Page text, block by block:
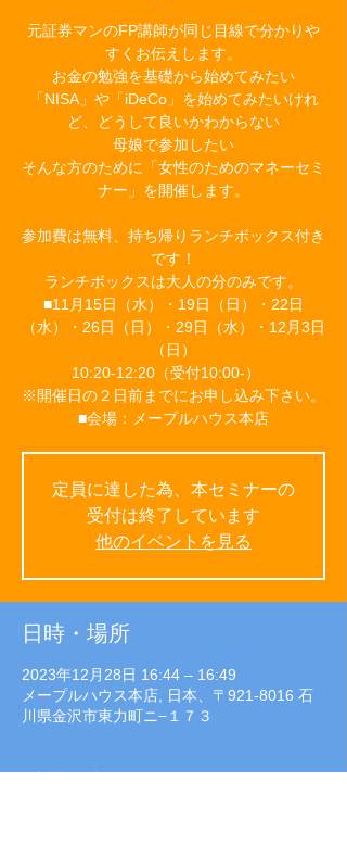
元証券マンのFP講師が同じ目線で分かりや
すくお伝えします。
お金の勉強を基礎から始めてみたい
「NISA」や「iDeCo」を始めてみたいけれ
ど、どうして良いかわからない
母娘で参加したい
そんな方のために「女性のためのマネーセミ
ナー」を開催します。
参加費は無料、持ち帰りランチボックス付き
です！
ランチボックスは大人の分のみです。
■11月15日（水）・19日（日）・22日
（水）・26日（日）・29日（水）・12月3日
（日）
10:20-12:20（受付10:00-）
※開催日の２日前までにお申し込み下さい。
■会場：メープルハウス本店
定員に達した為、本セミナーの
受付は終了しています
他のイベントを見る
日時・場所
2023年12月28日 16:44 – 16:49
メープルハウス本店, 日本、〒921-8016 石
川県金沢市東力町ニ−１７３
イベントについて